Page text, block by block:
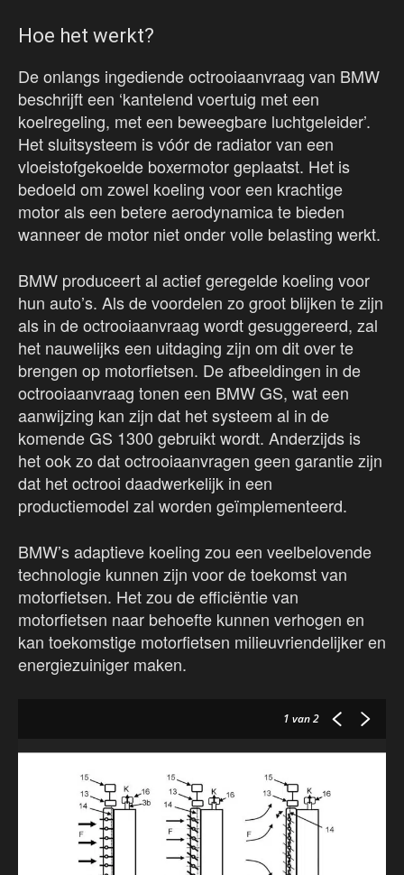
Hoe het werkt?
De onlangs ingediende octrooiaanvraag van BMW
beschrijft een ‘kantelend voertuig met een
koelregeling, met een beweegbare luchtgeleider’.
Het sluitsysteem is vóór de radiator van een
vloeistofgekoelde boxermotor geplaatst. Het is
bedoeld om zowel koeling voor een krachtige
motor als een betere aerodynamica te bieden
wanneer de motor niet onder volle belasting werkt.
BMW produceert al actief geregelde koeling voor
hun auto’s. Als de voordelen zo groot blijken te zijn
als in de octrooiaanvraag wordt gesuggereerd, zal
het nauwelijks een uitdaging zijn om dit over te
brengen op motorfietsen. De afbeeldingen in de
octrooiaanvraag tonen een BMW GS, wat een
aanwijzing kan zijn dat het systeem al in de
komende GS 1300 gebruikt wordt. Anderzijds is
het ook zo dat octrooiaanvragen geen garantie zijn
dat het octrooi daadwerkelijk in een
productiemodel zal worden geïmplementeerd.
BMW’s adaptieve koeling zou een veelbelovende
technologie kunnen zijn voor de toekomst van
motorfietsen. Het zou de efficiëntie van
motorfietsen naar behoefte kunnen verhogen en
kan toekomstige motorfietsen milieuvriendelijker en
energiezuiniger maken.
1 van 2